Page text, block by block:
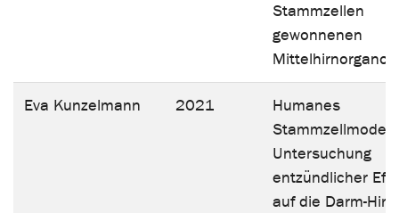
Stammzellen
gewonnenen
Eva Kunzelmann 2021
Humanes
Stammzellmodell
Untersuchung
entzündlicher
auf die Darm-Hirn-